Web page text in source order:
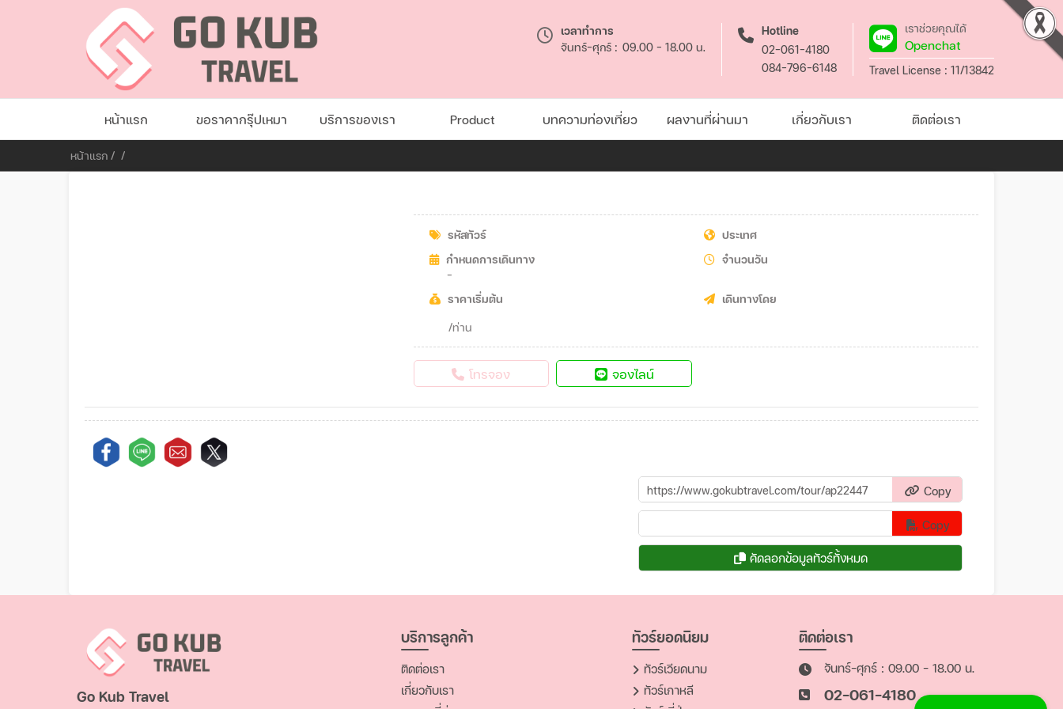
เวลาทำการ
จันทร์-ศุกร์ : 09.00 - 18.00 น.
Hotline
02-061-4180
084-796-6148
เราช่วยคุณได้
Openchat
Travel License : 11/13842
หน้าแรก ขอราคากรุ๊ปเหมา บริการของเรา Product บทความท่องเที่ยว ผลงานที่ผ่านมา เกี่ยวกับเรา ติดต่อเรา
หน้าแรก / /
รหัสทัวร์
ประเทศ
กำหนดการเดินทาง
-
จำนวนวัน
ราคาเริ่มต้น
/ท่าน
เดินทางโดย
โทรจอง จองไลน์
Copy
Copy
คัดลอกข้อมูลทัวร์ทั้งหมด
Go Kub Travel
บริการลูกค้า
ติดต่อเรา
เกี่ยวกับเรา
ทัวร์ยอดนิยม
ทัวร์เวียดนาม
ทัวร์เกาหลี
ติดต่อเรา
จันทร์-ศุกร์ : 09.00 - 18.00 น.
02-061-4180